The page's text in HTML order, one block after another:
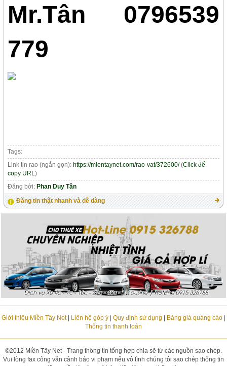
Mr.Tân 0796539
779
Tags:
Link tin rao (ngắn gọn): https://mientaynet.com/rao-vat/372600/(Click để
copy URL)
Đăng bởi: Phan Duy Tân
Đăng tin thật nhanh và dễ dàng
Giới thiệu Miền Tây Net| Liên hệ góp ý| Quy định sử dụng Bảng giá quảng cáo|
Thông tin thanh toán
©2012 Miền Tây Net - Trang thông tin tổng hợp chia sẽ từ các nguồn sao chép.
Vui lòng fax công văn cảnh báo vi phạm nếu vô tình chúng tôi sao chép thông tin